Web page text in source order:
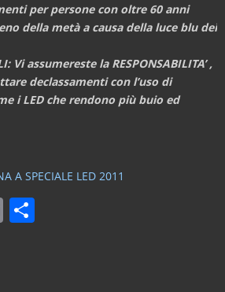
per persone con oltre 60 anni
della metà a causa della luce blu dei
Vi assumereste la RESPONSABILITA’ ,
declassamenti con l’uso di
i LED che rendono più buio ed
A SPECIALE LED 2011
E
m